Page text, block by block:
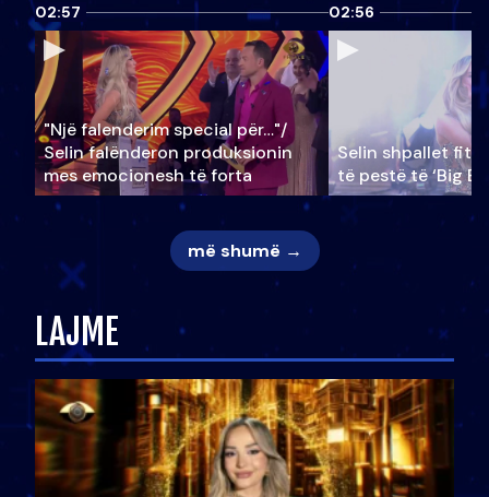
02:57
"Një falenderim special për…"/
Selin falënderon produksionin
mes emocionesh të forta
02:56
Selin shpallet
të pestë të ‘Big
më shumë →
LAJME